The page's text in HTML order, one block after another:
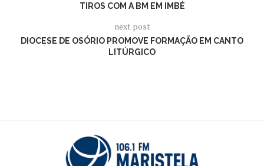
TIROS COM A BM EM IMBÉ
next post
DIOCESE DE OSÓRIO PROMOVE FORMAÇÃO EM CANTO
LITÚRGICO